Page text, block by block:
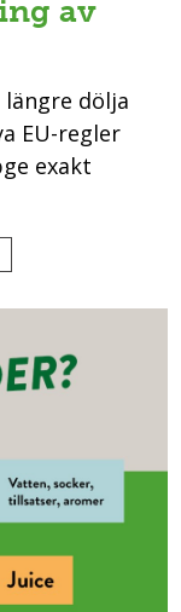
av
dölja
EU-regler
exakt